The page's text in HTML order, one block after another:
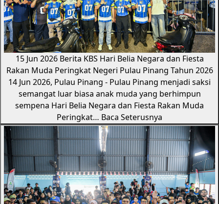
15 Jun 2026 Berita KBS Hari Belia Negara dan Fiesta
Rakan Muda Peringkat Negeri Pulau Pinang Tahun 2026
14 Jun 2026, Pulau Pinang - Pulau Pinang menjadi saksi
semangat luar biasa anak muda yang berhimpun
sempena Hari Belia Negara dan Fiesta Rakan Muda
Peringkat… Baca Seterusnya